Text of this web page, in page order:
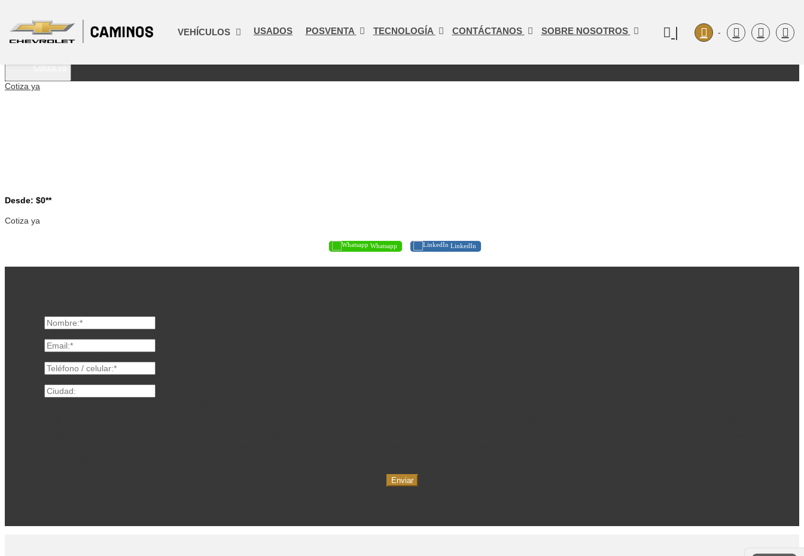
VEHÍCULOS USADOS POSVENTA TECNOLOGÍA CONTÁCTANOS SOBRE NOSOTROS | -
Desde:
$0
Cotiza ya
Cotiza ya
Desde: $0**
Cotiza ya
Whatsapp LinkedIn
Enviar